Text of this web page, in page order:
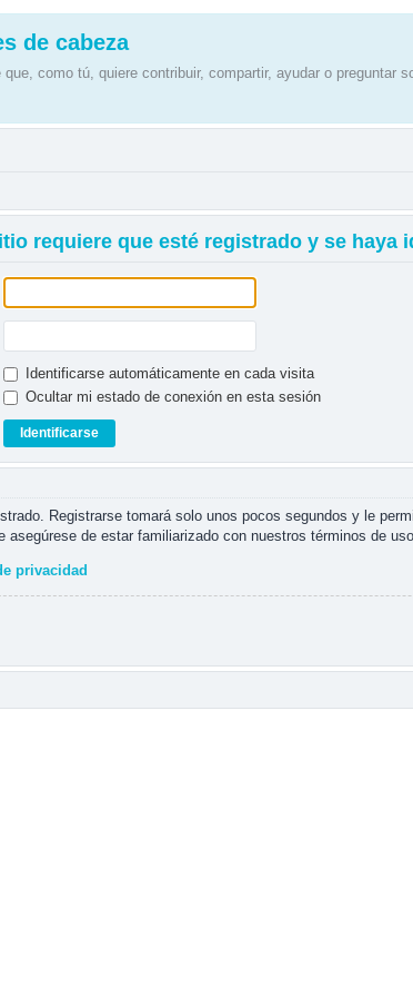
de cabeza
como tú, quiere contribuir, compartir, ayudar o preguntar
requiere que esté registrado y se haya
Identificarse automáticamente en cada visita
Ocultar mi estado de conexión en esta sesión
Registrarse tomará solo unos pocos segundos y le
asegúrese de estar familiarizado con nuestros términos de
privacidad